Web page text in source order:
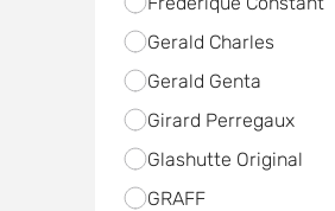
Gerald Charles
Gerald Genta
Girard Perregaux
Glashutte Original
GRAFF